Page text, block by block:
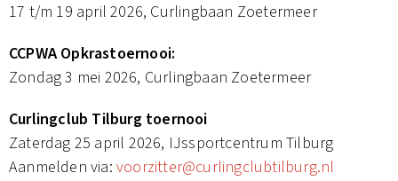
17 t/m 19 april 2026, Curlingbaan Zoetermeer
CCPWA Opkrastoernooi:
Zondag 3 mei 2026, Curlingbaan Zoetermeer
Curlingclub Tilburg toernooi
Zaterdag 25 april 2026, IJssportcentrum Tilburg
Aanmelden via: voorzitter@curlingclubtilburg.nl